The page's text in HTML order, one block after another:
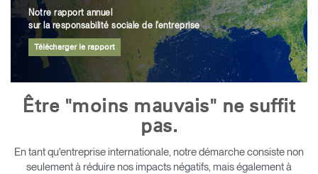
CONTACTEZ-NOUS
Contacter le support
Trouver un showroom
Changer la région
to
Facebook
to
Twitter
to
Linkedin
to
Instagram
to
Humanscale
to
Pinterest
Opens
to
YouTube
Notre rapport annuel
sur la responsabilité sociale de l'entreprise
Télécharger le rapport
Être "moins mauvais" ne suffit
pas.
En tant qu'entreprise internationale, notre démarche consiste non
seulement à réduire nos impacts négatifs, mais également à